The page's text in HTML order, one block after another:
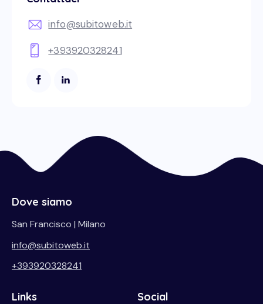
info@subitoweb.it
+393920328241
Dove siamo
San Francisco | Milano
info@subitoweb.it
+393920328241
Links Social